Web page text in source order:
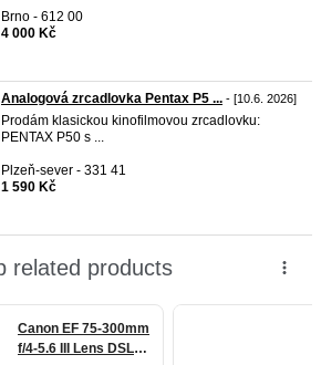
Brno - 612 00
4 000 Kč
Analogová zrcadlovka Pentax P5 ... - [10.6. 2026]
Prodám klasickou kinofilmovou zrcadlovku:
PENTAX P50 s ...
Plzeň-sever - 331 41
1 590 Kč